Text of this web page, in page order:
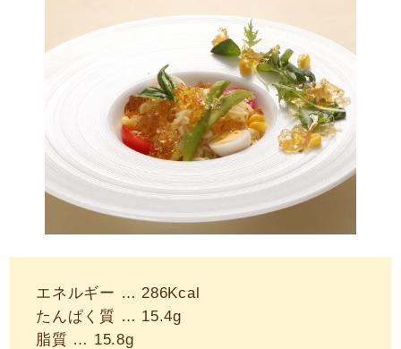
エネルギー … 286Kcal
たんぱく質 … 15.4g
脂質 … 15.8g